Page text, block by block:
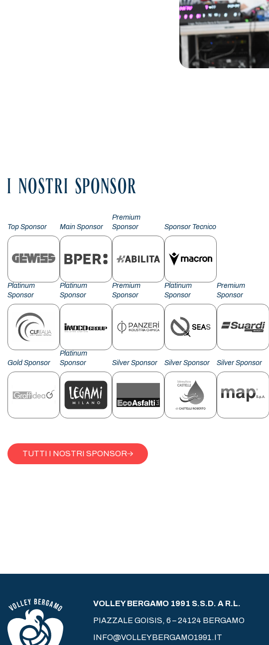
I NOSTRI SPONSOR
Top Sponsor Main Sponsor
Premium
Sponsor
Sponsor Tecnico
Platinum
Sponsor
Platinum
Sponsor
Premium
Sponsor
Platinum
Sponsor
Premium
Sponsor
Gold Sponsor
Platinum
Sponsor
Silver Sponsor Silver Sponsor Silver Sponsor
TUTTI I NOSTRI SPONSOR
VOLLEY BERGAMO 1991 S.S.D. A R.L.
PIAZZALE GOISIS, 6 – 24124 BERGAMO
INFO@VOLLEYBERGAMO1991.IT